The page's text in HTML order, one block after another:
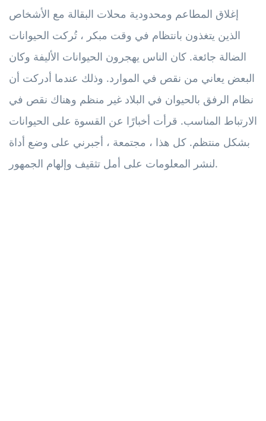
إغلاق المطاعم ومحدودية محلات البقالة مع الأشخاص
الذين يتغذون بانتظام في وقت مبكر ، تُركت الحيوانات
الضالة جائعة. كان الناس يهجرون الحيوانات الأليفة وكان
البعض يعاني من نقص في الموارد. وذلك عندما أدركت أن
نظام الرفق بالحيوان في البلاد غير منظم وهناك نقص في
الارتباط المناسب. قرأت أخبارًا عن القسوة على الحيوانات
بشكل منتظم. كل هذا ، مجتمعة ، أجبرني على وضع أداة
لنشر المعلومات على أمل تثقيف وإلهام الجمهور.